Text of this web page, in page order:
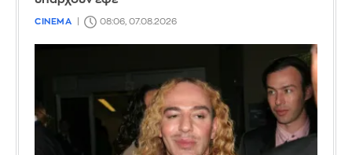
CINEMA 08:06, 07.08.2026